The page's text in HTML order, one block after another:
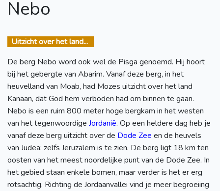
Nebo
Uitzicht over het land...
De berg Nebo word ook wel de Pisga genoemd. Hij hoort
bij het gebergte van Abarim. Vanaf deze berg, in het
heuvelland van Moab, had Mozes uitzicht over het land
Kanaän, dat God hem verboden had om binnen te gaan.
Nebo is een ruim 800 meter hoge bergkam in het westen
van het tegenwoordige Jordanië. Op een heldere dag heb je
vanaf deze berg uitzicht over de Dode Zee en de heuvels
van Judea; zelfs Jeruzalem is te zien. De berg ligt 18 km ten
oosten van het meest noordelijke punt van de Dode Zee. In
het gebied staan enkele bomen, maar verder is het er erg
rotsachtig. Richting de Jordaanvallei vind je meer begroeiing